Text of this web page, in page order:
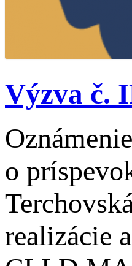
Výzva č.
o
realizácie